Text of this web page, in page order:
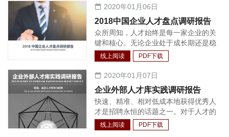
心理念已经深入人心，特别是在中国市
场环境下，员工的健康管理已经逐渐形
成了较为完善的体系，包括法定福利、
商业保险、年度体检、沟通工具、健康
场所等等。
2020年01月06日
2018中国企业人才盘点调研报告
众所周知，人才始终是每一家企业的关
键和核心。无论企业处于成长期还是稳
定发展期，都需要持续不断的人才支
持。相应的，如何快速有效的增加所需
岗位以保证高管管理半径的扩大与核心
业务的持续增长，让企业保持恒久的竞
争力，成为每个企业面临的首要问题。
实践中，很多企业会发现：建立企业人
才池，从内部选拔和培养管理人才与技
术人才，相较外部招聘渠道的投资回报
线上阅读 PDF下载
2020年01月07日
企业外部人才库实践调研报告
快速、精准、相对低成本地获得优秀人
才是招聘永恒的话题之一。对于人才的
争夺战从未停止过，只是与以往相比，
这一争夺战已经越来越前置，企业对人
线上阅读 PDF下载